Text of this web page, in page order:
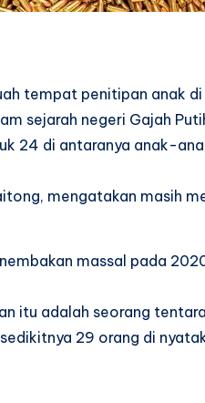
tempat penitipan anak
sejarah negeri Gajah
24 di antaranya anak-
mengatakan masih
massal pada
itu adalah seorang
29 orang di